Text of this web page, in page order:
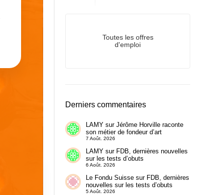
Toutes les offres
d'emploi
Derniers commentaires
LAMYsur Jérôme Horville raconte
son métier de fondeur d’art
7 Août. 2026
LAMYsur FDB, dernières nouvelles
sur les tests d’obuts
6 Août. 2026
Le Fondu Suissesur FDB, dernières
nouvelles sur les tests d’obuts
5 Août. 2026